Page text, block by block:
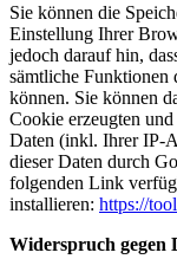
Sie können die
Einstellung Ihrer
jedoch darauf hin,
sämtliche Funktionen
können. Sie können
Cookie erzeugten
Daten (inkl. Ihrer IP-
dieser Daten durch
folgenden Link
installieren: https://
Widerspruch gegen